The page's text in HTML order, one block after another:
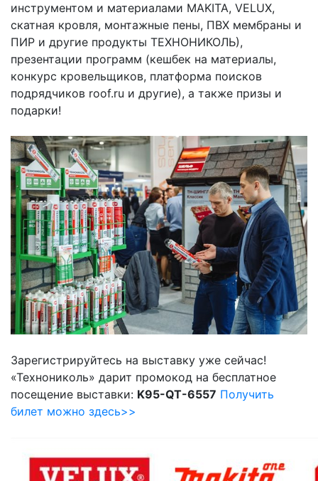
инструментом и материалами MAKITA, VELUX,
скатная кровля, монтажные пены, ПВХ мембраны и
ПИР и другие продукты ТЕХНОНИКОЛЬ),
презентации программ (кешбек на материалы,
конкурс кровельщиков, платформа поисков
подрядчиков roof.ru и другие), а также призы и
подарки!
Зарегистрируйтесь на выставку уже сейчас!
«Технониколь» дарит промокод на бесплатное
посещение выставки: K95-QT-6557 Получить
билет можно здесь>>